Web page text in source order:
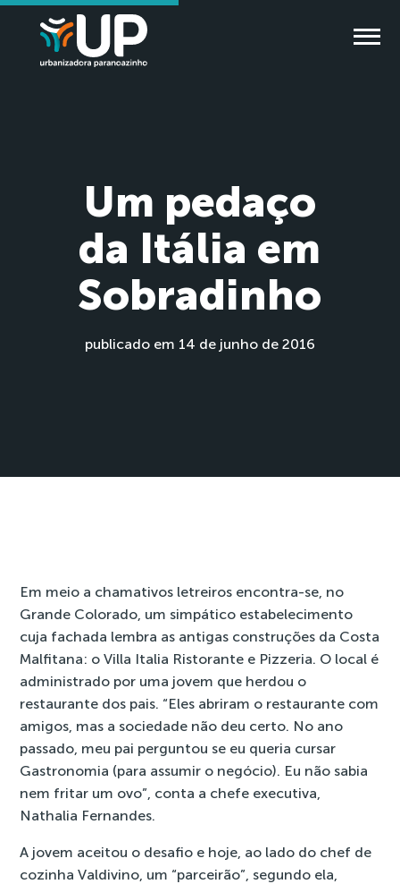
Um pedaço
da Itália em
Sobradinho
publicado em 14 de junho de 2016
Em meio a chamativos letreiros encontra-se, no
Grande Colorado, um simpático estabelecimento
cuja fachada lembra as antigas construções da Costa
Malfitana: o Villa Italia Ristorante e Pizzeria. O local é
administrado por uma jovem que herdou o
restaurante dos pais. “Eles abriram o restaurante com
amigos, mas a sociedade não deu certo. No ano
passado, meu pai perguntou se eu queria cursar
Gastronomia (para assumir o negócio). Eu não sabia
nem fritar um ovo”, conta a chefe executiva,
Nathalia Fernandes.
A jovem aceitou o desafio e hoje, ao lado do chef de
cozinha Valdivino, um “parceirão”, segundo ela,